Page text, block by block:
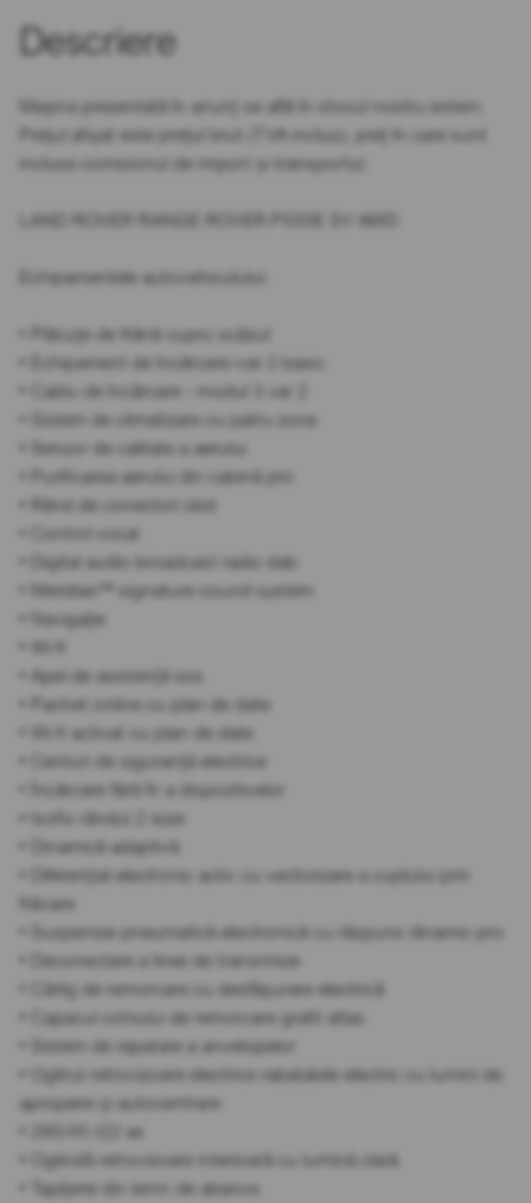
Descriere
Mașina prezentată în anunț se află în stocul nostru extern.
Prețul afișat este prețul brut (TVA inclus), preț în care sunt
incluse comisionul de import și transportul.
LAND ROVER RANGE ROVER P550E SV AWD
Echipamentele autovehiculului:
• Plăcuțe de frână cupru scăzut
• Echipament de încărcare-var 2 basic
• Cablu de încărcare - modul 3 var 2
• Sistem de climatizare cu patru zone
• Senzor de calitate a aerului
• Purificarea aerului din cabină pro
• Rând de conectori obd
• Control vocal
• Digital audio broadcast radio dab
• Meridian™ signature sound system
• Navigație
• Wi-fi
• Apel de asistență sos
• Pachet online cu plan de date
• Wi-fi activat cu plan de date
• Centuri de siguranță electrice
• Încărcare fără fir a dispozitivelor
• Isofix rândul 2 isize
• Dinamică adaptivă
• Diferențial electronic activ cu vectorizare a cuplului prin
frânare
• Suspensie pneumatică electronică cu răspuns dinamic pro
• Deconectare a liniei de transmisie
• Cârlig de remorcare cu desfășurare electrică
• Capacul ochiului de remorcare grafit atlas
• Sistem de reparare a anvelopelor
• Oglinzi retrovizoare electrice rabatabile electric cu lumini de
apropiere și autocentrare
• 285/45 r22 as
• Oglindă retrovizoare interioară cu lumină clară
• Tapițerie din lemn de abanos